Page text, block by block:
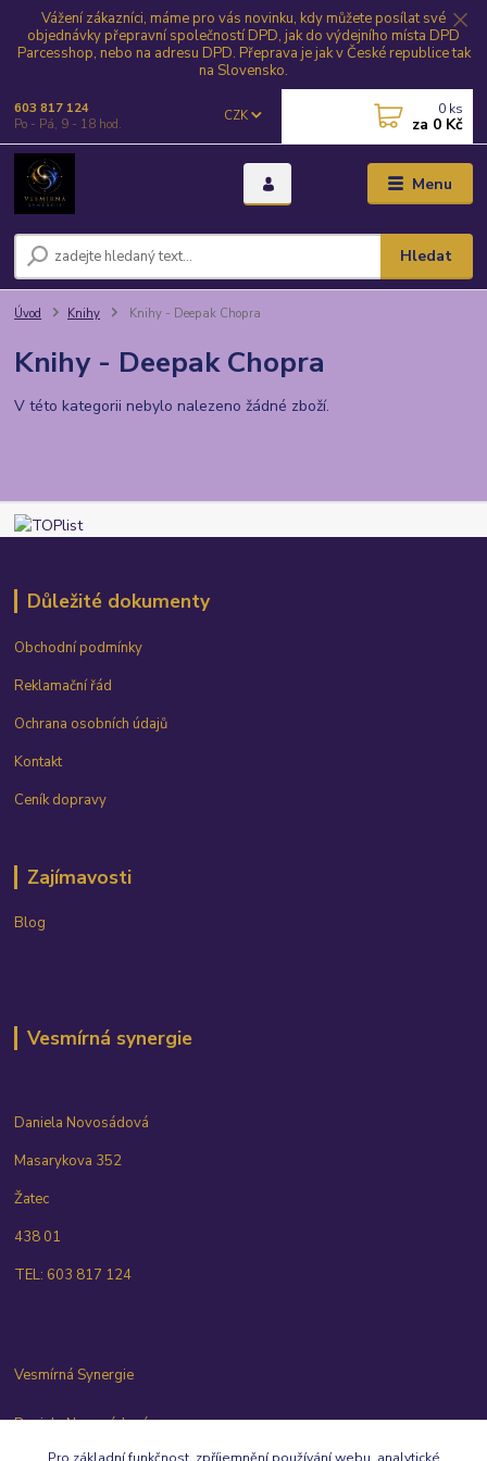
Vážení zákazníci, máme pro vás novinku, kdy můžete posílat své
objednávky přepravní společností DPD, jak do výdejního místa DPD
Parcesshop, nebo na adresu DPD. Přeprava je jak v České republice tak
na Slovensko.
Menu
CZK
Hledat
603 817 124
Po - Pá, 9 - 18 hod.
0 ks
za 0 Kč
Úvod Knihy Knihy - Deepak Chopra
Knihy - Deepak Chopra
V této kategorii nebylo nalezeno žádné zboží.
Důležité dokumenty
Obchodní podmínky
Reklamační řád
Ochrana osobních údajů
Kontakt
Ceník dopravy
Zajímavosti
Blog
Vesmírná synergie
Daniela Novosádová
Masarykova 352
Žatec
438 01
TEL: 603 817 124
Vesmírná Synergie
Daniela Novosádová
603 817 124